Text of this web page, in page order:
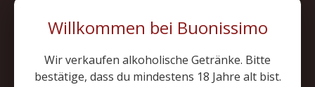
Willkommen bei Buonissimo
Wir verkaufen alkoholische Getränke. Bitte
bestätige, dass du mindestens 18 Jahre alt bist.